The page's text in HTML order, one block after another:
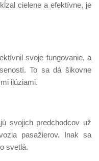
cielene a efektívne, je
svoje fungovanie, a
To sa dá šikovne
ilúziami.
svojich predchodcov už
pasažierov. Inak sa
svetlá.